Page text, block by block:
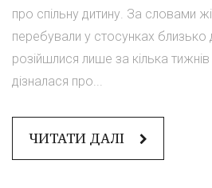
про спільну дитину. За словами
перебували у стосунках близько
розійшлися лише за кілька
дізналася про...
ЧИТАТИ ДАЛІ